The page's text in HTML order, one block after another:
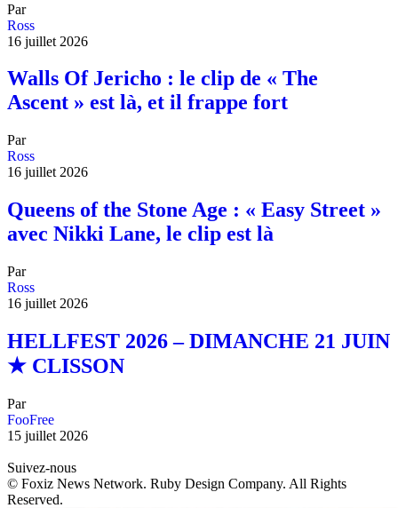
Par
Ross
16 juillet 2026
Walls Of Jericho : le clip de « The
Ascent » est là, et il frappe fort
Par
Ross
16 juillet 2026
Queens of the Stone Age : « Easy Street »
avec Nikki Lane, le clip est là
Par
Ross
16 juillet 2026
HELLFEST 2026 – DIMANCHE 21 JUIN
★ CLISSON
Par
FooFree
15 juillet 2026
Suivez-nous
© Foxiz News Network. Ruby Design Company. All Rights
Reserved.